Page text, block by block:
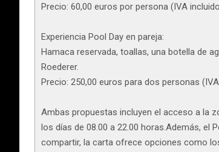
Precio: 60,00 euros por persona (IVA
Experiencia Pool Day en pareja:
Hamaca reservada, toallas, una botella de
Roederer.
Precio: 250,00 euros para dos personas
Ambas propuestas incluyen el acceso a la
los días de 08.00 a 22.00 horas.Además,
compartir, la carta ofrece opciones como